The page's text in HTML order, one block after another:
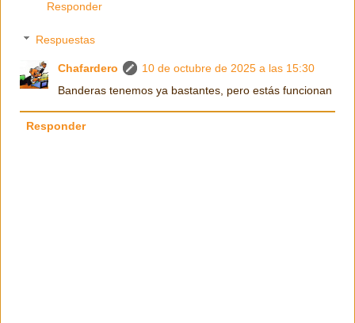
Responder
Respuestas
Chafardero
10 de octubre de 2025 a las 15:30
Banderas tenemos ya bastantes, pero estás funcionan
Responder